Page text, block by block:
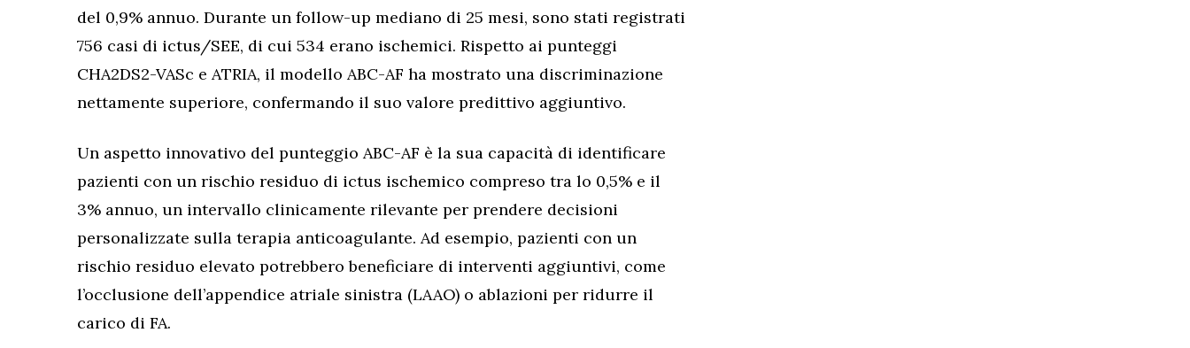
del 0,9% annuo. Durante un follow-up mediano di 25 mesi, sono stati registrati
756 casi di ictus/SEE, di cui 534 erano ischemici. Rispetto ai punteggi
CHA2DS2-VASc e ATRIA, il modello ABC-AF ha mostrato una discriminazione
nettamente superiore, confermando il suo valore predittivo aggiuntivo.
Un aspetto innovativo del punteggio ABC-AF è la sua capacità di identificare
pazienti con un rischio residuo di ictus ischemico compreso tra lo 0,5% e il
3% annuo, un intervallo clinicamente rilevante per prendere decisioni
personalizzate sulla terapia anticoagulante. Ad esempio, pazienti con un
rischio residuo elevato potrebbero beneficiare di interventi aggiuntivi, come
l’occlusione dell’appendice atriale sinistra (LAAO) o ablazioni per ridurre il
carico di FA.